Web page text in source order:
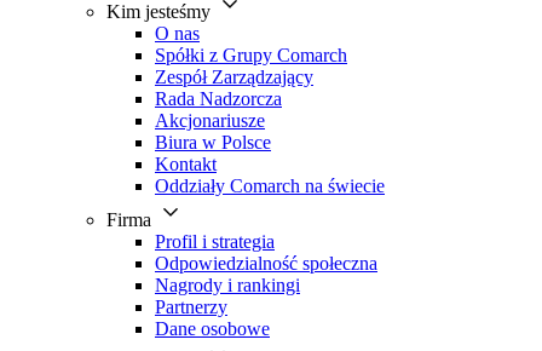
Kim jesteśmy
O nas
Spółki z Grupy Comarch
Zespół Zarządzający
Rada Nadzorcza
Akcjonariusze
Biura w Polsce
Kontakt
Oddziały Comarch na świecie
Firma
Profil i strategia
Odpowiedzialność społeczna
Nagrody i rankingi
Partnerzy
Dane osobowe